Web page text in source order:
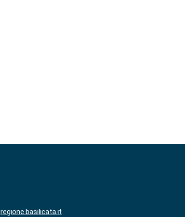
regione.basilicata.it